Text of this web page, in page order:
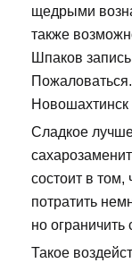
щедрыми
также
Шпаков
Новошахтинск
Сладкое
состоит в том,
потратить
но
Такое